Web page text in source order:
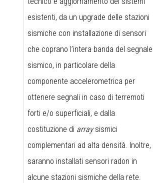
esistenti, da un upgrade delle stazioni
sismiche con installazione di sensori
che coprano l’intera banda del segnale
sismico, in particolare della
componente accelerometrica per
ottenere segnali in caso di terremoti
forti e/o superficiali, e dalla
costituzione di arraysismici
complementari ad alta densità. Inoltre,
saranno installati sensori radon in
alcune stazioni sismiche della rete.